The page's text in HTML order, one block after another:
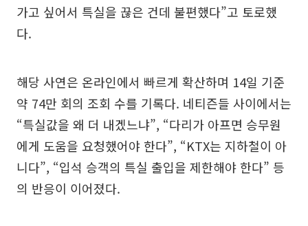
가고 싶어서 특실을 끊은 건데 불편했다”고 토로했
다.
해당 사연은 온라인에서 빠르게 확산하며 14일 기준
약 74만 회의 조회 수를 기록다. 네티즌들 사이에서는
“특실값을 왜 더 내겠느냐”, “다리가 아프면 승무원
에게 도움을 요청했어야 한다”, “KTX는 지하철이 아
니다”, “입석 승객의 특실 출입을 제한해야 한다” 등
의 반응이 이어졌다.